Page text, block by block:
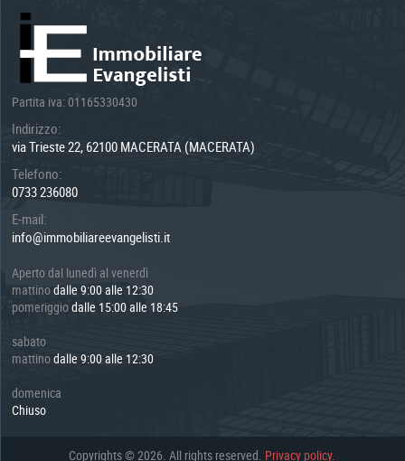
Partita iva: 01165330430
Indirizzo:
via Trieste 22, 62100 MACERATA (MACERATA)
Telefono:
0733 236080
E-mail:
info@immobiliareevangelisti.it
Aperto dal lunedì al venerdì
mattinodalle 9:00 alle 12:30
pomeriggiodalle 15:00 alle 18:45
sabato
mattinodalle 9:00 alle 12:30
domenica
Chiuso
Copyrights © 2026. All rights reserved. Privacy policy.